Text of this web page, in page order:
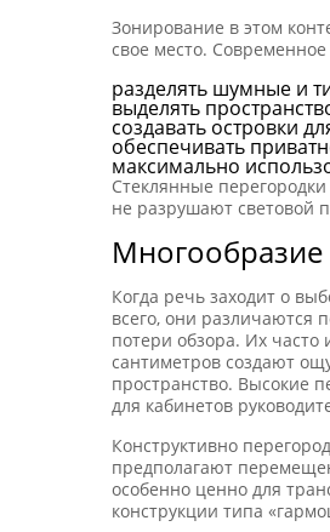
Зонирование в этом
свое место.
разделять шумные и
выделять
создавать островки
обеспечивать
максимально
Стеклянные
не разрушают световой
Когда речь заходит о
всего, они различаются
потери обзора. Их
сантиметров создают
пространство. Высокие
для кабинетов
Конструктивно
предполагают
особенно ценно для
конструкции типа